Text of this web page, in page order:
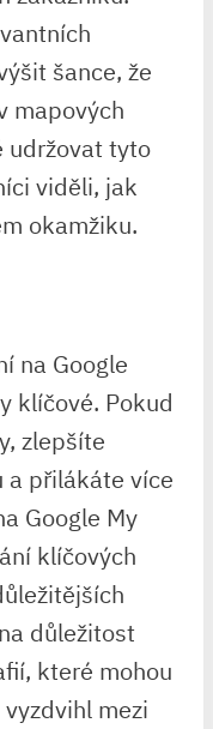
šance, že
mapových
udržovat tyto
viděli, jak
okamžiku.
na Google
klíčové. Pokud
zlepšíte
přilákáte více
Google My
klíčových
důležitost
které mohou
mezi